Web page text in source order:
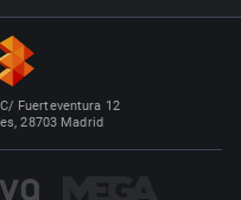
Fuerteventura 12
28703 Madrid